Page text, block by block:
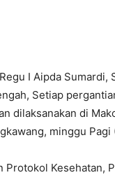
I Aipda Sumardi,
Setiap
dilaksanakan di
minggu
Kesehatan,